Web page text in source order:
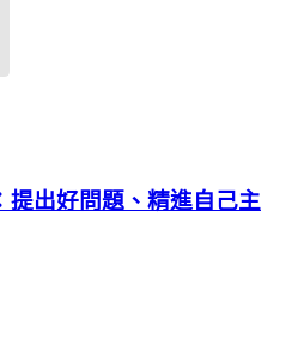
提出好問題、精進自己主